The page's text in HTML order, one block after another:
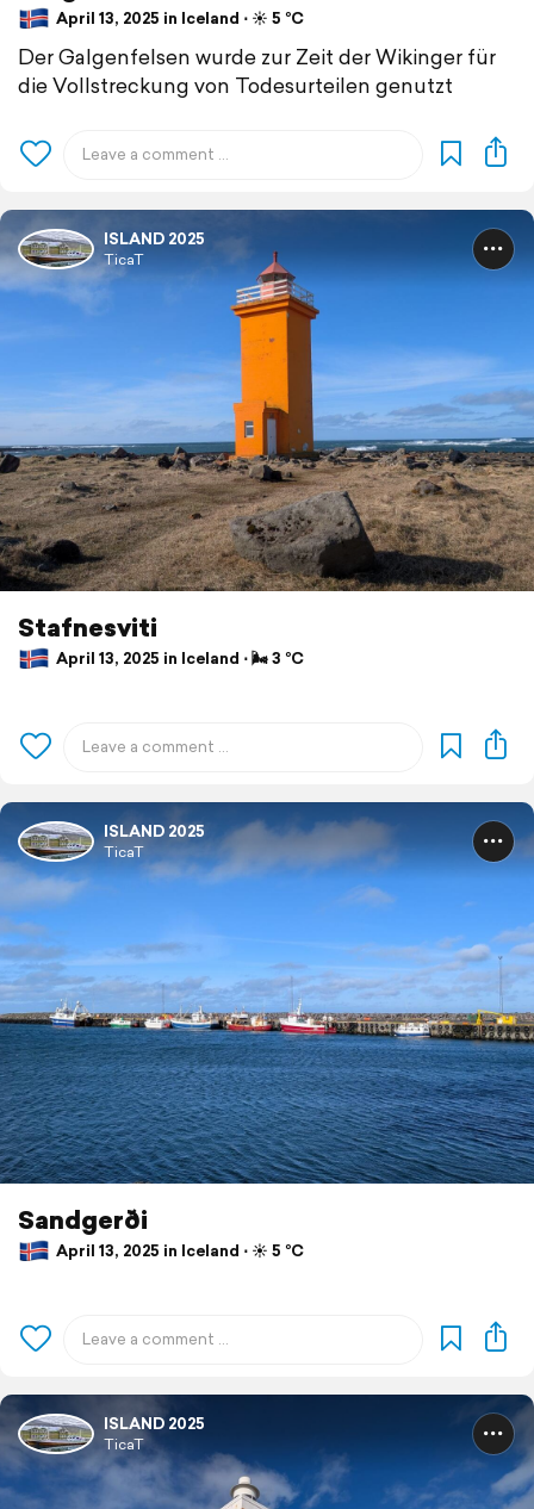
April 13, 2025 in Iceland ⋅ ☀️ 5 °C
Der Galgenfelsen wurde zur Zeit der Wikinger für
die Vollstreckung von Todesurteilen genutzt
ISLAND 2025
TicaT
Stafnesviti
April 13, 2025 in Iceland ⋅ 🌬 3 °C
ISLAND 2025
TicaT
Sandgerði
April 13, 2025 in Iceland ⋅ ☀️ 5 °C
ISLAND 2025
TicaT